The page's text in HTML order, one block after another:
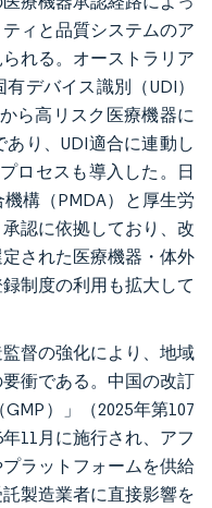
ィと品質システムのア
れる。オーストラリア
デバイス識別（UDI）
ら高リスク医療機器に
り、UDI適合に連動し
ロセスも導入した。日
構（PMDA）と厚生労
認に依拠しており、改
された医療機器・体外
制度の利用も拡大して
督の強化により、地域
衝である。中国の改訂
）」（2025年第107
11月に施行され、アフ
ラットフォームを供給
製造業者に直接影響を